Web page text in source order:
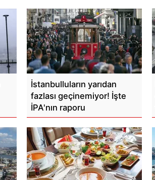
İstanbulluların yarıdan
fazlası geçinemiyor! İşte
İPA'nın raporu